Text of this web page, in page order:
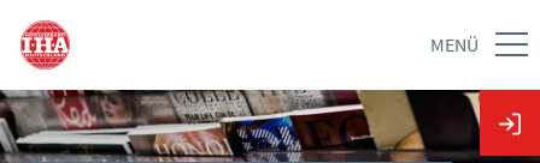
MENÜ